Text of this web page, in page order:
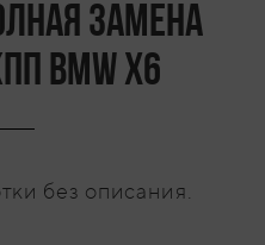
замена
BMW X6
без описания.